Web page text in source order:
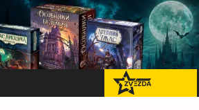
перейти на Zvezda